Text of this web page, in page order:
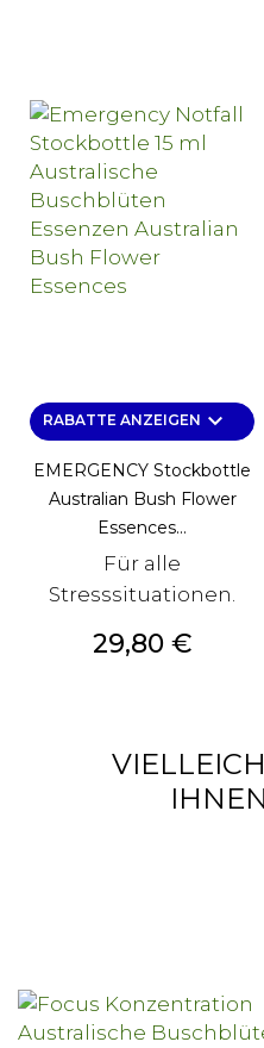
RABATTE ANZEIGEN keyboard_arrow_down
EMERGENCY Stockbottle
Australian Bush Flower
Essences...
Für alle
Stresssituationen.
Preis
29,80 €